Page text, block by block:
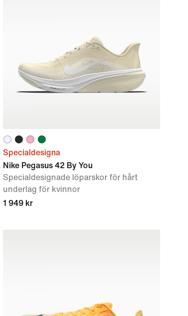
Specialdesigna
Nike Pegasus 42 By You
Specialdesignade löparskor för hårt
underlag för kvinnor
1 949 kr